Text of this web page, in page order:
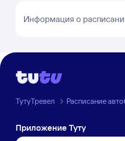
Информация о
ТутуТревел Расписание
Приложение Туту